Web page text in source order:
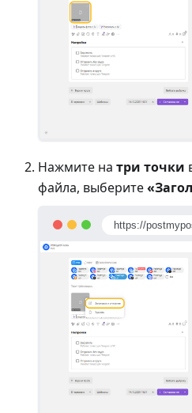
Нажмите на три точки
файла, выберите
https://